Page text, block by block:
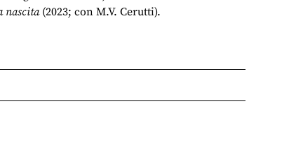
nascita(2023; con M.V. Cerutti).